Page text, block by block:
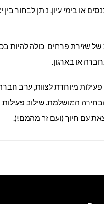
או בימי עיון. ניתן לבחור בין
שזירת פרחים יכולה להיות
או בארגון.
מיוחדת לצוות, ערב חברה,
המושלמת. שילוב פעילות
עם חיוך (ועם זר מהמם!).